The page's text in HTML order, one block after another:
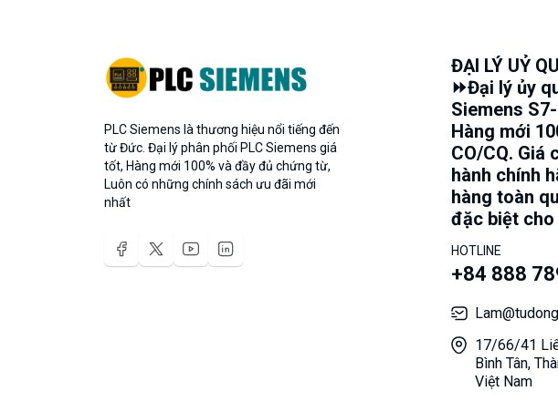
PLC Siemens là thương hiệu nổi tiếng đến
từ Đức. Đại lý phân phối PLC Siemens giá
tốt, Hàng mới 100% và đầy đủ chứng từ,
Luôn có những chính sách ưu đãi mới
nhất
ĐẠI LÝ UỶ
⏩Đại lý ủy
Siemens
Hàng mới
CO/CQ. Giá
hành chính
hàng toàn
đặc biệt cho
HOTLINE
+84 888
17/66/41
Bình Tân,
Việt Nam